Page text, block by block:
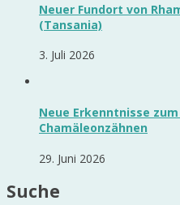
Neuer Fundort von
(Tansania)
3. Juli 2026
Neue Erkenntnisse
Chamäleonzähnen
29. Juni 2026
Suche